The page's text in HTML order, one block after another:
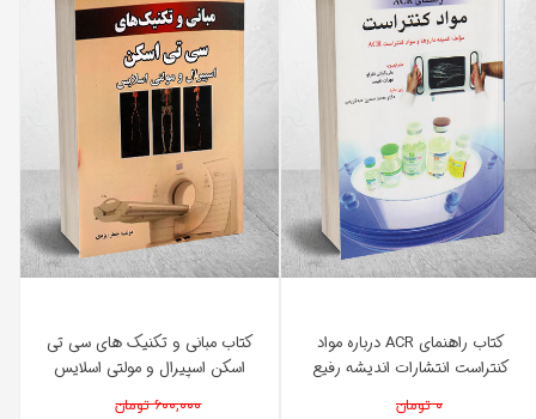
کتاب راهنمای ACR درباره مواد
کنتراست انتشارات اندیشه رفیع
۰ تومان
کتاب مبانی و تکنیک های سی تی
اسکن اسپیرال و مولتی اسلایس
۶۰۰,۰۰۰ تومان